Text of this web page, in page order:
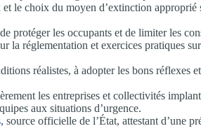
le choix du moyen d’extinction approprié
protéger les occupants et de limiter les
la réglementation et exercices pratiques
réalistes, à adopter les bons réflexes
les entreprises et collectivités
aux situations d’urgence.
, source officielle de l’État, attestant d’une